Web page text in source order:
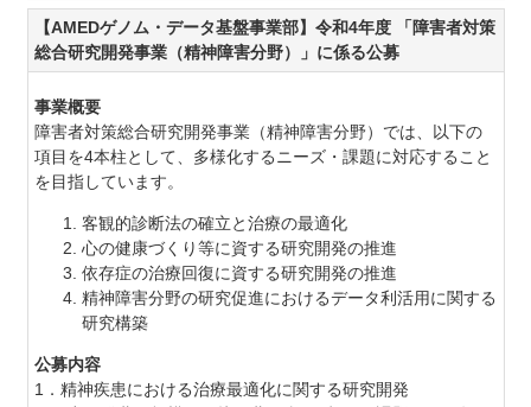
【AMEDゲノム・データ基盤事業部】令和4年度 「障害者対策
総合研究開発事業（精神障害分野）」に係る公募
事業概要
障害者対策総合研究開発事業（精神障害分野）では、以下の
項目を4本柱として、多様化するニーズ・課題に対応すること
を目指しています。
客観的診断法の確立と治療の最適化
心の健康づくり等に資する研究開発の推進
依存症の治療回復に資する研究開発の推進
精神障害分野の研究促進におけるデータ利活用に関する
研究構築
公募内容
1．精神疾患における治療最適化に関する研究開発